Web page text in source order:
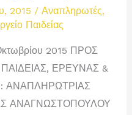
2015 / Αναπληρωτές,
Παιδείας
2015 ΠΡΟΣ
ΕΡΕΥΝΑΣ &
ΑΝΑΠΛΗΡΩΤΡΙΑΣ
ΑΝΑΓΝΩΣΤΟΠΟΥΛΟΥ